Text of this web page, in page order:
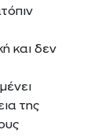
και δεν
της